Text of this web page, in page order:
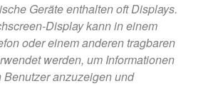
Geräte enthalten oft Displays.
Display kann in einem
oder einem anderen tragbaren
werden, um Informationen
Benutzer anzuzeigen und